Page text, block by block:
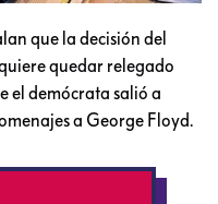
que la decisión del
quedar relegado
el demócrata salió a
a George Floyd.